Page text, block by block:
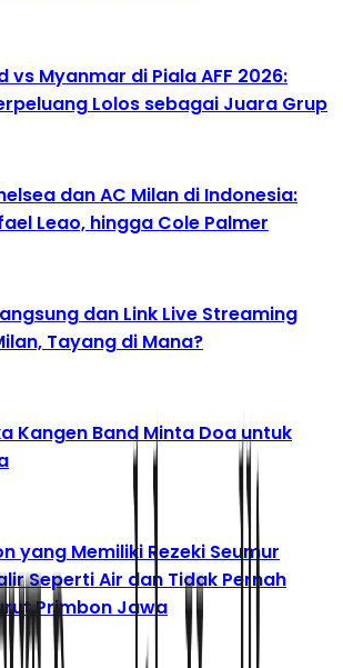
vs Myanmar di Piala AFF 2026:
Lolos sebagai Juara Grup
dan AC Milan di Indonesia:
Leao, hingga Cole Palmer
dan Link Live Streaming
Tayang di Mana?
Kangen Band Minta Doa untuk
yang Memiliki Rezeki Seumur
Seperti Air dan Tidak Pernah
Primbon Jawa